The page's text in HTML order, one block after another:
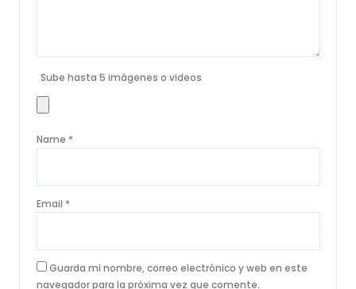
Sube hasta 5 imágenes o videos
Name *
Email *
Guarda mi nombre, correo electrónico y web en este
navegador para la próxima vez que comente.